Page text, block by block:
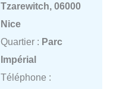
Tzarewitch, 06000
Nice
Quartier : Parc
Impérial
Téléphone :